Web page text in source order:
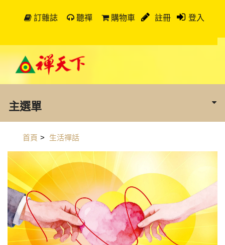
訂雜誌 聽禪 購物車 註冊 登入
主選單
首頁 > 生活禪話